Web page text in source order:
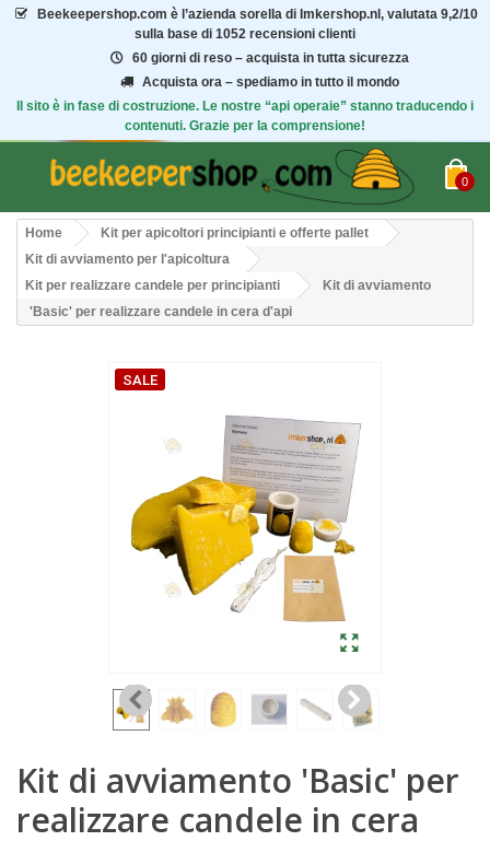
Beekeepershop.com è l’azienda sorella di Imkershop.nl, valutata 9,2/10
sulla base di 1052 recensioni clienti
60 giorni di reso – acquista in tutta sicurezza
Acquista ora – spediamo in tutto il mondo
Il sito è in fase di costruzione. Le nostre “api operaie” stanno traducendo i
contenuti. Grazie per la comprensione!
0
Home
Kit per apicoltori principianti e offerte pallet
Kit di avviamento per l'apicoltura
Kit per realizzare candele per principianti
Kit di avviamento
'Basic' per realizzare candele in cera d'api
SALE
Kit di avviamento 'Basic' per
realizzare candele in cera